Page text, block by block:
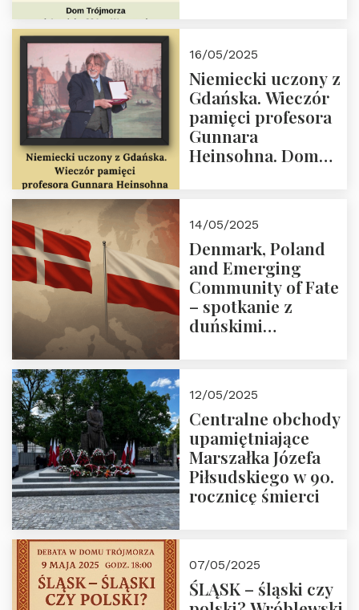
Dom Trójmorza 23
maja 2025 r. godz.
18:00.
16/05/2025
Niemiecki uczony z
Gdańska. Wieczór
pamięci profesora
Gunnara
Heinsohna. Dom
14/05/2025
Denmark, Poland
and Emerging
Community of Fate
– spotkanie z
duńskimi
12/05/2025
Centralne obchody
upamiętniające
Marszałka Józefa
Piłsudskiego w 90.
rocznicę śmierci
07/05/2025
ŚLĄSK – śląski czy